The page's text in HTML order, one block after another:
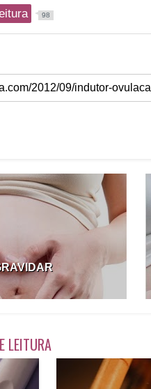
98
LEITURA